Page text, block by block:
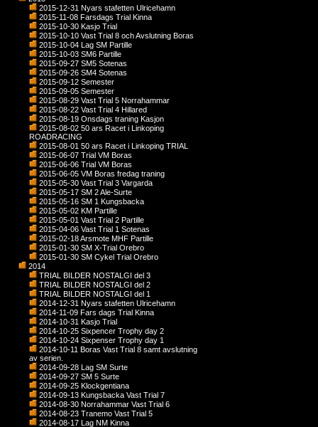
2015-12-31 Nyars stafetten Ulricehamn
2015-11-08 Farsdags Trial Kinna
2015-10-30 Kasjo Trial
2015-10-10 Vast Trial 8 och Avslutning Boras
2015-10-04 Lag SM Partille
2015-10-03 SM6 Partille
2015-09-27 SM5 Sotenas
2015-09-26 SM4 Sotenas
2015-09-12 Semester
2015-09-05 Semester
2015-08-29 Vast Trial 5 Norrahammar
2015-08-22 Vast Trial 4 Hillared
2015-08-19 Onsdags traning Kasjon
2015-08-02 50 ars Racet i Linkoping
ROADRACING
2015-08-01 50 ars Racet i Linkoping TRIAL
2015-06-07 Trial VM Boras
2015-06-06 Trial VM Boras
2015-06-05 VM Boras fredag traning
2015-05-30 Vast Trial 3 Vargarda
2015-05-17 SM 2 Ale-Surte
2015-05-16 SM 1 Kungsbacka
2015-05-02 KM Partille
2015-05-01 Vast Trial 2 Partille
2015-04-06 Vast Trial 1 Sotenas
2015-02-18 Arsmote MHF Partille
2015-01-30 SM X-Trial Orebro
2015-01-30 SM Cykel Trial Orebro
2014
TRIAL BILDER NOSTALGI del 3
TRIAL BILDER NOSTALGI del 2
TRIAL BILDER NOSTALGI del 1
2014-12-31 Nyars stafetten Ulricehamn
2014-11-09 Fars dags Trial Kinna
2014-10-31 Kasjo Trial
2014-10-25 Sixpencer Trophy day 2
2014-10-24 Sixpenser Trophy day 1
2014-10-11 Boras Vast Trial 8 samt avslutning
av serien.
2014-09-28 Lag SM Surte
2014-09-27 SM 5 Surte
2014-09-25 Klockgentiana
2014-09-13 Kungsbacka Vast Trial 7
2014-08-30 Norrahammar Vast Trial 6
2014-08-23 Tranemo Vast Trial 5
2014-08-17 Lag NM Kinna